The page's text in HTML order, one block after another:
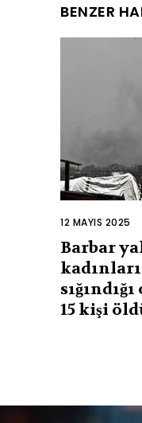
BENZER
12 MAYIS 2025
Barbar
15 kişi